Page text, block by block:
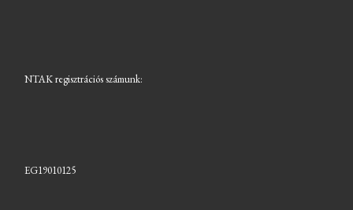
NTAK regisztrációs számunk:
EG19010125